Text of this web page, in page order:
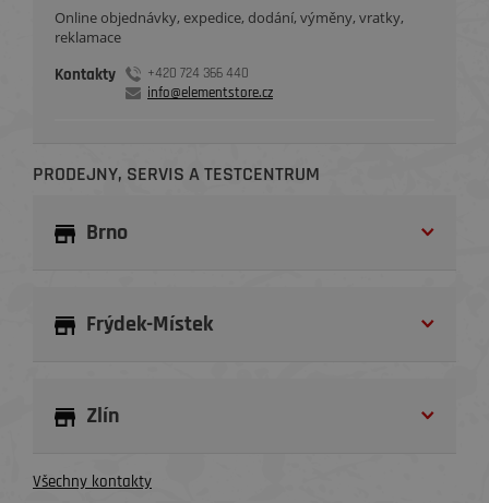
Online objednávky, expedice, dodání, výměny, vratky,
reklamace
Kontakty
+420 724 366 440
info@elementstore.cz
PRODEJNY, SERVIS A TESTCENTRUM
Brno
Frýdek-Místek
Zlín
Všechny kontakty